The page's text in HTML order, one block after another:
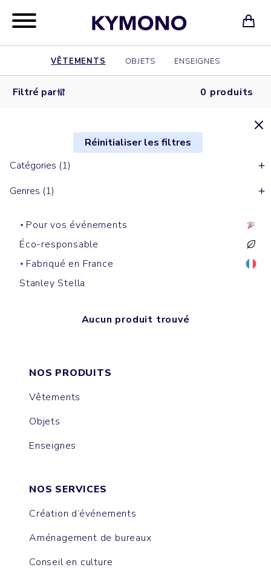
VÊTEMENTS OBJETS ENSEIGNES
Filtré par 0 produits
Réinitialiser les filtres
Catégories (1)
Genres (1)
Pour vos événements
Éco-responsable
Fabriqué en France
Stanley Stella
Aucun produit trouvé
NOS PRODUITS
Vêtements
Objets
Enseignes
NOS SERVICES
Création d’événements
Aménagement de bureaux
Conseil en culture